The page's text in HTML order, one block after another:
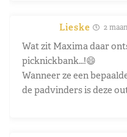
Lieske 2
Wat zit Maxima daar
picknickbank…!😄
Wanneer ze een
de padvinders is deze